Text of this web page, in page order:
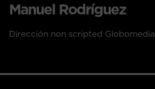
Manuel Rodríguez
Dirección non scripted Globomedia